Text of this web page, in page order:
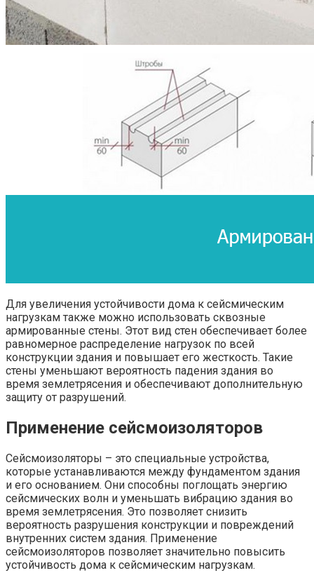
Для увеличения устойчивости дома к сейсмическим
нагрузкам также можно использовать сквозные
армированные стены. Этот вид стен обеспечивает более
равномерное распределение нагрузок по всей
конструкции здания и повышает его жесткость. Такие
стены уменьшают вероятность падения здания во
время землетрясения и обеспечивают дополнительную
защиту от разрушений.
Применение сейсмоизоляторов
Сейсмоизоляторы – это специальные устройства,
которые устанавливаются между фундаментом здания
и его основанием. Они способны поглощать энергию
сейсмических волн и уменьшать вибрацию здания во
время землетрясения. Это позволяет снизить
вероятность разрушения конструкции и повреждений
внутренних систем здания. Применение
сейсмоизоляторов позволяет значительно повысить
устойчивость дома к сейсмическим нагрузкам.